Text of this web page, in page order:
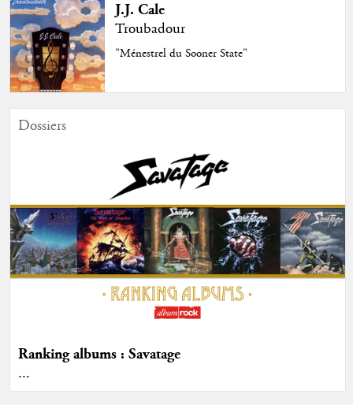
J.J. Cale
Troubadour
"Ménestrel du Sooner State"
Dossiers
Ranking albums : Savatage
...